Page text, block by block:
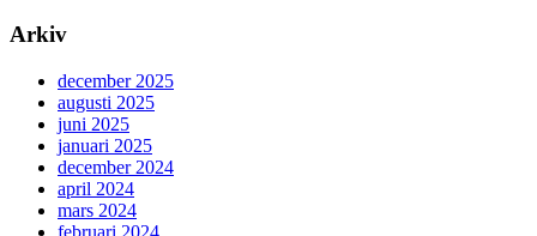
Arkiv
december 2025
augusti 2025
juni 2025
januari 2025
december 2024
april 2024
mars 2024
februari 2024